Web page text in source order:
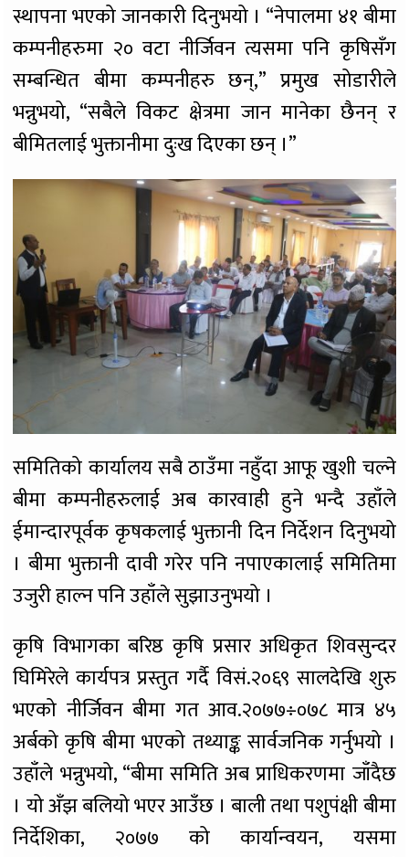
स्थापना भएको जानकारी दिनुभयो । “नेपालमा ४१ बीमा
कम्पनीहरुमा २० वटा नीर्जिवन त्यसमा पनि कृषिसँग
सम्बन्धित बीमा कम्पनीहरु छन्,” प्रमुख सोडारीले
भन्नुभयो, “सबैले विकट क्षेत्रमा जान मानेका छैनन् र
बीमितलाई भुक्तानीमा दुःख दिएका छन् ।”
समितिको कार्यालय सबै ठाउँमा नहुँदा आफू खुशी चल्ने
बीमा कम्पनीहरुलाई अब कारवाही हुने भन्दै उहाँले
ईमान्दारपूर्वक कृषकलाई भुक्तानी दिन निर्देशन दिनुभयो
। बीमा भुक्तानी दावी गरेर पनि नपाएकालाई समितिमा
उजुरी हाल्न पनि उहाँले सुझाउनुभयो ।
कृषि विभागका बरिष्ठ कृषि प्रसार अधिकृत शिवसुन्दर
घिमिरेले कार्यपत्र प्रस्तुत गर्दै विसं.२०६९ सालदेखि शुरु
भएको नीर्जिवन बीमा गत आव.२०७७÷०७८ मात्र ४५
अर्बको कृषि बीमा भएको तथ्याङ्क सार्वजनिक गर्नुभयो ।
उहाँले भन्नुभयो, “बीमा समिति अब प्राधिकरणमा जाँदैछ
। यो अँझ बलियो भएर आउँछ । बाली तथा पशुपंक्षी बीमा
निर्देशिका, २०७७ को कार्यान्वयन, यसमा